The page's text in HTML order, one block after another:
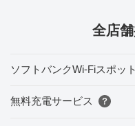
全店
ソフトバンクWi-Fiスポット
無料充電サービス